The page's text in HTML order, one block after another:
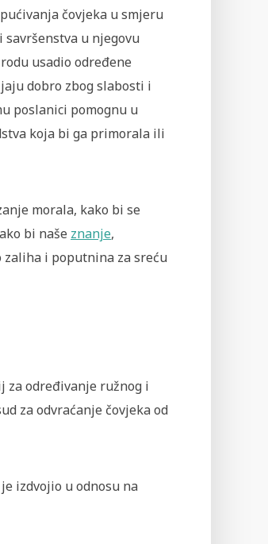
čovjeka u smjeru
u njegovu
usadio određene
dobro zbog slabosti i
poslanici pomognu u
koja bi ga primorala ili
morala, kako bi se
bi naše znanje,
i poputnina za sreću
određivanje ružnog i
za odvraćanje čovjeka od
izdvojio u odnosu na